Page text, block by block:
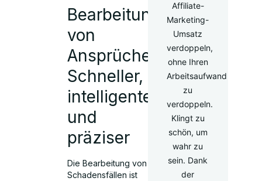
Bearbeitung
von
Ansprüchen:
Schneller,
intelligenter
und
präziser
Die Bearbeitung von
Schadensfällen ist
Affiliate-
Marketing-
Umsatz
verdoppeln,
ohne Ihren
Arbeitsaufwand
zu
verdoppeln.
Klingt zu
schön, um
wahr zu
sein. Dank
der